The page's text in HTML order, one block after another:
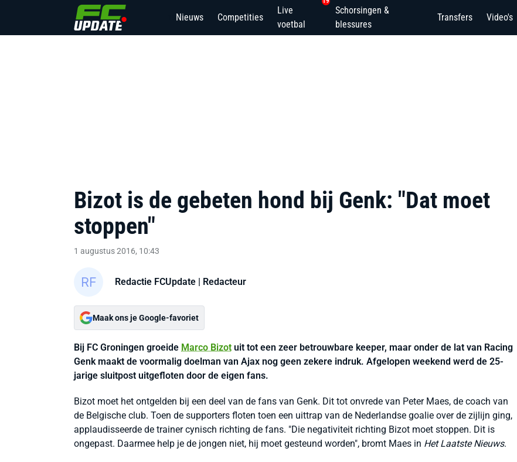
Nieuws Competities
Live
voetbal
Schorsingen &
blessures
Transfers Video's
Bizot is de gebeten hond bij Genk: "Dat moet
stoppen"
1 augustus 2016, 10:43
Redactie FCUpdate | Redacteur
Maak ons je Google-favoriet
Bij FC Groningen groeide Marco Bizot uit tot een zeer betrouwbare keeper, maar onder de lat van Racing
Genk maakt de voormalig doelman van Ajax nog geen zekere indruk. Afgelopen weekend werd de 25-
jarige sluitpost uitgefloten door de eigen fans.
Bizot moet het ontgelden bij een deel van de fans van Genk. Dit tot onvrede van Peter Maes, de coach van
de Belgische club. Toen de supporters floten toen een uittrap van de Nederlandse goalie over de zijlijn ging,
applaudisseerde de trainer cynisch richting de fans. "Die negativiteit richting Bizot moet stoppen. Dit is
ongepast. Daarmee help je de jongen niet, hij moet gesteund worden", bromt Maes in Het Laatste Nieuws.